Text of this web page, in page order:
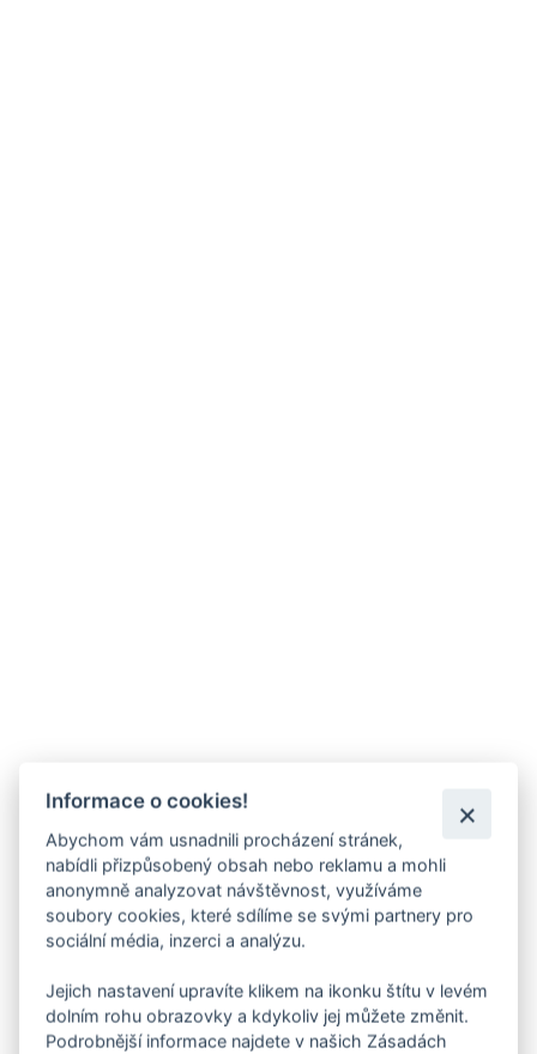
Informace o cookies!
Abychom vám usnadnili procházení stránek,
nabídli přizpůsobený obsah nebo reklamu a mohli
anonymně analyzovat návštěvnost, využíváme
soubory cookies, které sdílíme se svými partnery pro
sociální média, inzerci a analýzu.
Jejich nastavení upravíte klikem na ikonku štítu v levém
dolním rohu obrazovky a kdykoliv jej můžete změnit.
Podrobnější informace najdete v našich Zásadách